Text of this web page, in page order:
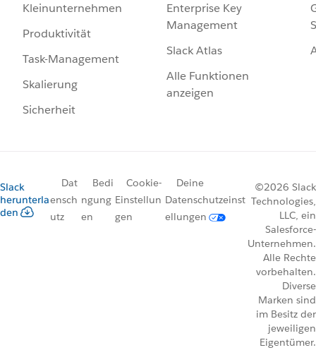
Kleinunternehmen
Produktivität
Task-Management
Skalierung
Sicherheit
Enterprise Key
Management
Slack Atlas
Alle Funktionen
anzeigen
Slack
herunterla
den
Dat
ensch
utz
Bedi
ngung
en
Cookie-
Einstellun
gen
Deine
Datenschutzeinst
ellungen
©2026 Slack
Technologies,
LLC, ein
Salesforce-
Unternehmen.
Alle Rechte
vorbehalten.
Diverse
Marken sind
im Besitz der
jeweiligen
Eigentümer.